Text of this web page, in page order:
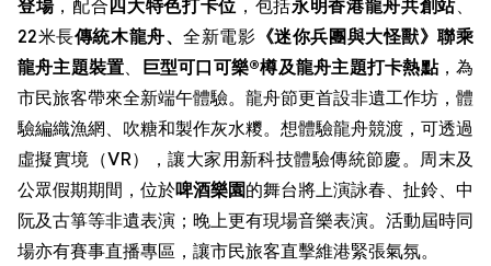
登場，配合四大特色打卡位 ，包括永明香港龍舟共創站、
22米長傳統木龍舟、全新電影 《迷你兵團與大怪獸》聯乘
龍舟主題裝置、 巨型可口可樂®樽及龍舟主題打卡熱點，為
市民旅客帶來全新端午體驗。龍舟節更首設非遺工作坊，體
驗編織漁網、吹糖和製作灰水糭。想體驗龍舟競渡，可透過
虛擬實境（VR），讓大家用新科技體驗傳統節慶。周末及
公眾假期期間，位於啤酒樂園的舞台將上演詠春、扯鈴、中
阮及古箏等非遺表演；晚上更有現場音樂表演。活動屆時同
場亦有賽事直播專區，讓市民旅客直擊維港緊張氣氛。